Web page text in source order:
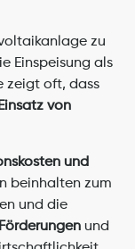
zu
Einspeisung als
von
und
beinhalten zum
und die